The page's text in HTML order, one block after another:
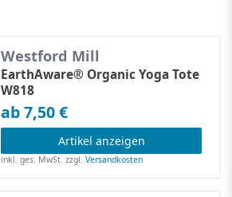
Westford Mill
EarthAware® Organic Yoga Tote
W818
ab 7,50 €
Artikel anzeigen
inkl. ges. MwSt. zzgl.Versandkosten